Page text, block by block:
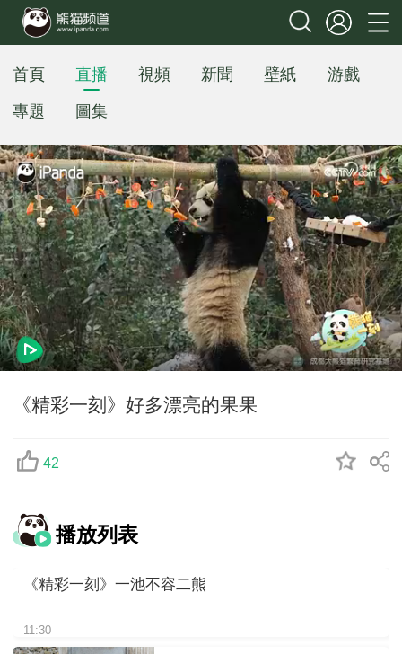
首頁 直播 視頻 新聞 壁紙
游戲
專題
圖集
《精彩一刻》好多漂亮的果果
42
播放列表
《精彩一刻》一池不容二熊
11:30